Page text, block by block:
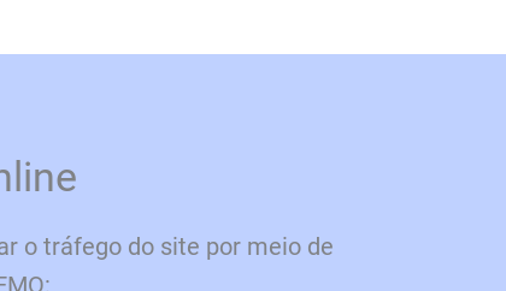
o tráfego do site por meio de